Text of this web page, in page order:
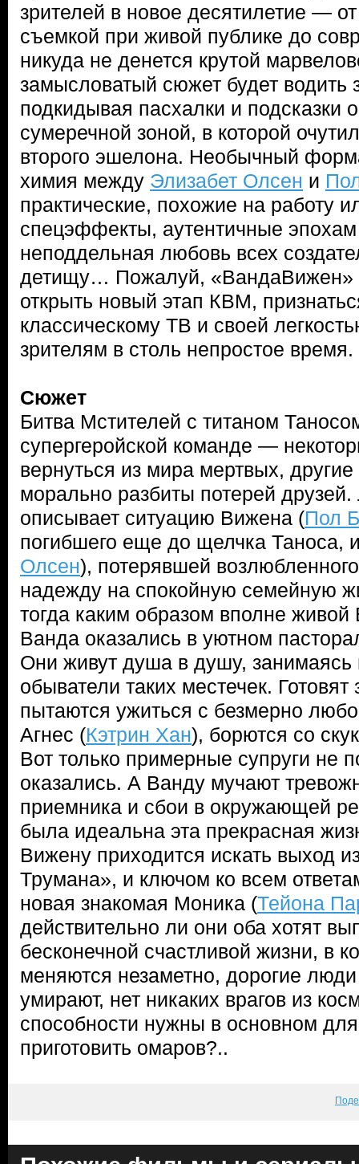
зрителей в новое десятилетие —
съемкой при живой публике до
никуда не денется крутой
замысловатый сюжет будет водить
подкидывая пасхалки и подсказки
сумеречной зоной, в которой
второго эшелона. Необычный
химия между Элизабет Олсен и
практические, похожие на работу
спецэффекты, аутентичные
неподдельная любовь всех
детищу… Пожалуй,
открыть новый этап КВМ,
классическому ТВ и своей
зрителям в столь непростое время.
Сюжет
Битва Мстителей с титаном
супергеройской команде —
вернуться из мира мертвых,
морально разбиты потерей друзей.
описывает ситуацию Вижена (Пол
погибшего еще до щелчка Таноса,
Олсен), потерявшей
надежду на спокойную семейную
тогда каким образом вполне живой
Ванда оказались в уютном
Они живут душа в душу, занимаясь
обыватели таких местечек.
пытаются ужиться с безмерно
Агнес (Кэтрин Хан), борются со
Вот только примерные супруги не
оказались. А Ванду мучают
приемника и сбои в окружающей
была идеальна эта прекрасная
Вижену приходится искать выход
Трумана», и ключом ко всем
новая знакомая Моника (Тейона
действительно ли они оба хотят
бесконечной счастливой жизни, в
меняются незаметно, дорогие
умирают, нет никаких врагов из
способности нужны в основном
приготовить омаров?..